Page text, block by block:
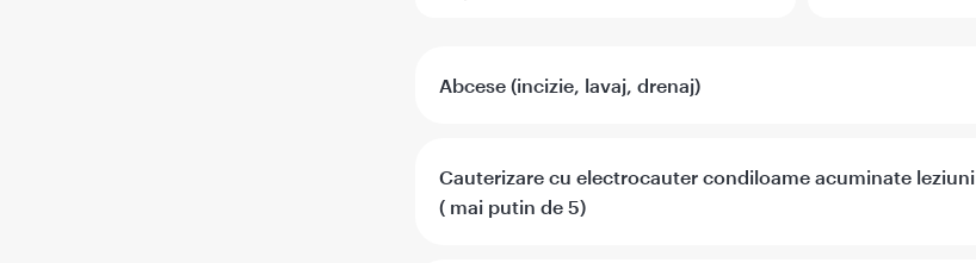
Abcese (incizie, lavaj, drenaj)
Cauterizare cu electrocauter condiloame acuminate leziuni
( mai putin de 5)